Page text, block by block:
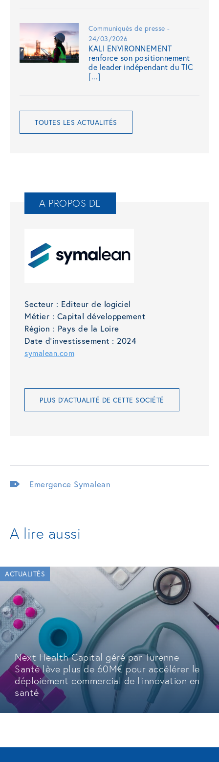
Communiqués de presse -
24/03/2026
KALI ENVIRONNEMENT
renforce son positionnement
de leader indépendant du TIC
[...]
TOUTES LES ACTUALITÉS
A PROPOS DE
Secteur : Editeur de logiciel
Métier : Capital développement
Région : Pays de la Loire
Date d'investissement : 2024
symalean.com
PLUS D'ACTUALITÉ DE CETTE SOCIÉTÉ
Emergence Symalean
A lire aussi
ACTUALITÉS
Next Health Capital géré par Turenne
Santé lève plus de 60M€ pour accélérer le
déploiement commercial de l'innovation en
santé